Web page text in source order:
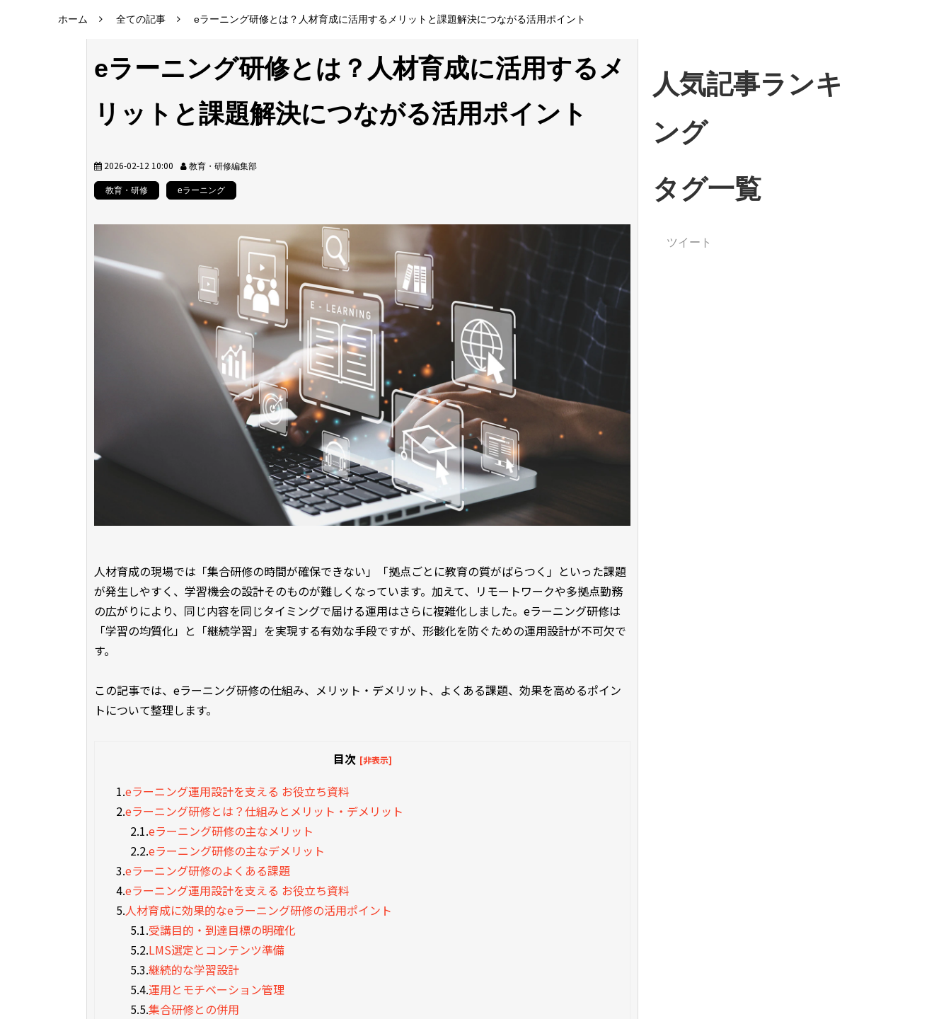
ホーム 全ての記事 eラーニング研修とは？人材育成に活用するメリットと課題解決につながる活用ポイント
eラーニング研修とは？人材育成に活用するメ
リットと課題解決につながる活用ポイント
2026-02-12 10:00 教育・研修編集部
教育・研修 eラーニング
人材育成の現場では「集合研修の時間が確保できない」「拠点ごとに教育の質がばらつく」といった課題
が発生しやすく、学習機会の設計そのものが難しくなっています。加えて、リモートワークや多拠点勤務
の広がりにより、同じ内容を同じタイミングで届ける運用はさらに複雑化しました。eラーニング研修は
「学習の均質化」と「継続学習」を実現する有効な手段ですが、形骸化を防ぐための運用設計が不可欠で
す。
この記事では、eラーニング研修の仕組み、メリット・デメリット、よくある課題、効果を高めるポイン
トについて整理します。
目次 [非表示]
1.eラーニング運用設計を支える お役立ち資料
2.eラーニング研修とは？仕組みとメリット・デメリット
2.1.eラーニング研修の主なメリット
2.2.eラーニング研修の主なデメリット
3.eラーニング研修のよくある課題
4.eラーニング運用設計を支える お役立ち資料
5.人材育成に効果的なeラーニング研修の活用ポイント
5.1.受講目的・到達目標の明確化
5.2.LMS選定とコンテンツ準備
5.3.継続的な学習設計
5.4.運用とモチベーション管理
5.5.集合研修との併用
人気記事ランキ
ング
タグ一覧
ツイート